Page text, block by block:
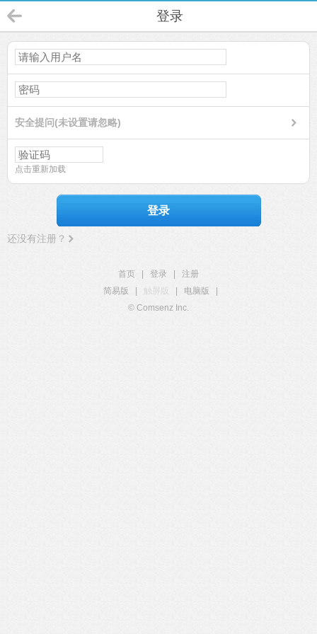
登录
安全提问(未设置请忽略)
点击重新加载
登录
还没有注册？
首页 登录
注册
简易版
触屏版 电脑版
© Comsenz Inc.